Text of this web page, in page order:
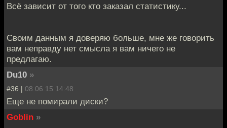
Всё зависит от того кто заказал статистику...
Своим данным я доверяю больше, мне же говорить
вам неправду нет смысла я вам ничего не
предлагаю.
Du10 »
#36 | 08.06.15 14:48
Еще не помирали диски?
Goblin »